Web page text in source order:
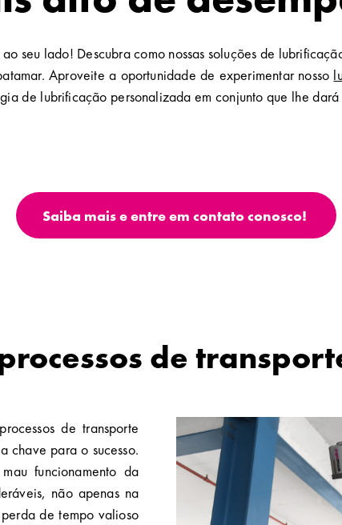
seu lado! Descubra como nossas soluções de
Aproveite a oportunidade de experimentar nosso
de lubrificação personalizada em conjunto que lhe
Saiba mais e entre em contato conosco!
de
de transporte
chave para o sucesso.
funcionamento da
não apenas na
de tempo valioso